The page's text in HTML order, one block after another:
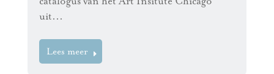
uit...
Lees meer